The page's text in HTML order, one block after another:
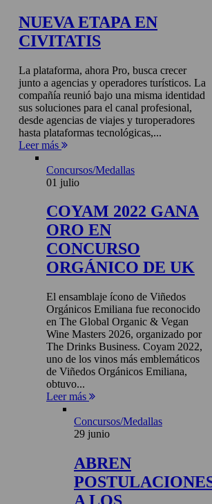
NUEVA ETAPA EN
CIVITATIS
La plataforma, ahora Pro, busca crecer
junto a agencias y operadores turísticos. La
compañía reunió bajo una misma identidad
sus soluciones para el canal profesional,
desde agencias de viajes y turoperadores
hasta plataformas tecnológicas,...
Leer más
Concursos/Medallas
01 julio
COYAM 2022 GANA
ORO EN
CONCURSO
ORGÁNICO DE UK
El ensamblaje ícono de Viñedos
Orgánicos Emiliana fue reconocido
en The Global Organic & Vegan
Wine Masters 2026, organizado por
The Drinks Business. Coyam 2022,
uno de los vinos más emblemáticos
de Viñedos Orgánicos Emiliana,
obtuvo...
Leer más
Concursos/Medallas
29 junio
ABREN